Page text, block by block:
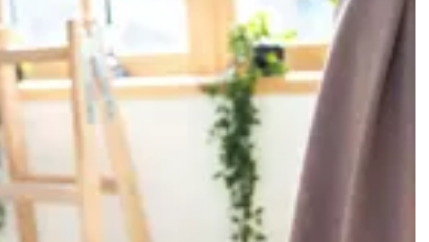
y recibe noticias
familia y hogar,
¡Te